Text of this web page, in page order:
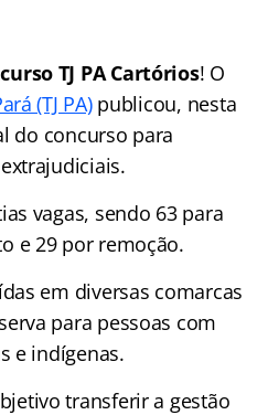
TJ PA Cartórios! O
(TJ PA)publicou, nesta
do concurso para
vagas, sendo 63 para
e 29 por remoção.
em diversas comarcas
para pessoas com
e indígenas.
transferir a gestão